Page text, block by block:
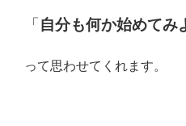
「自分も何か始めてみ
って思わせてくれます。